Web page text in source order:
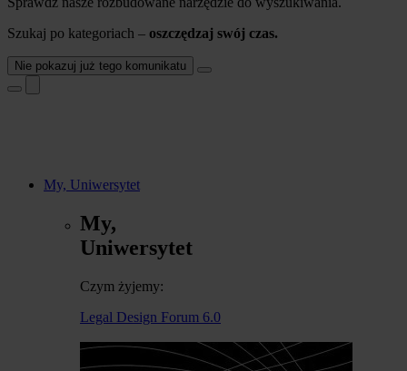
Szukaj po kategoriach – oszczędzaj swój czas.
Nie pokazuj już tego komunikatu
My, Uniwersytet
My,
Uniwersytet
Czym żyjemy:
Legal Design Forum 6.0